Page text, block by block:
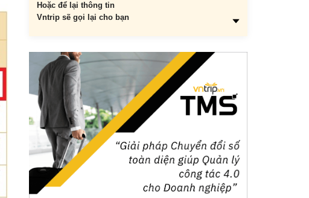
Hoặc để lại thông tin
Vntrip sẽ gọi lại cho bạn